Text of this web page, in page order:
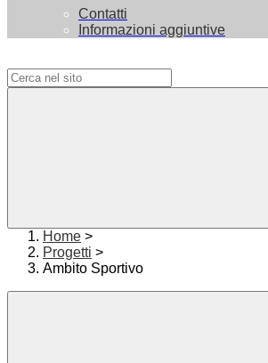
Contatti
Informazioni aggiuntive
Home >
Progetti >
Ambito Sportivo